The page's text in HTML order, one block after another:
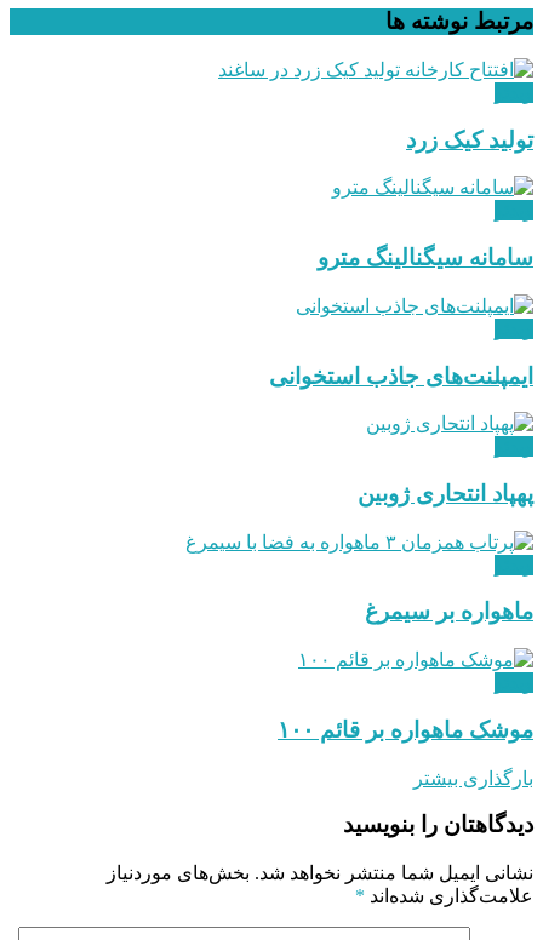
مرتبط نوشته ها
تولید کیک زرد
سامانه سیگنالینگ مترو
ایمپلنت‌های جاذب استخوانی
پهپاد انتحاری ژوبین
ماهواره بر سیمرغ
موشک ماهواره بر قائم ۱۰۰
بارگذاری بیشتر
دیدگاهتان را بنویسید
نشانی ایمیل شما منتشر نخواهد شد. بخش‌های موردنیاز
علامت‌گذاری شده‌اند *